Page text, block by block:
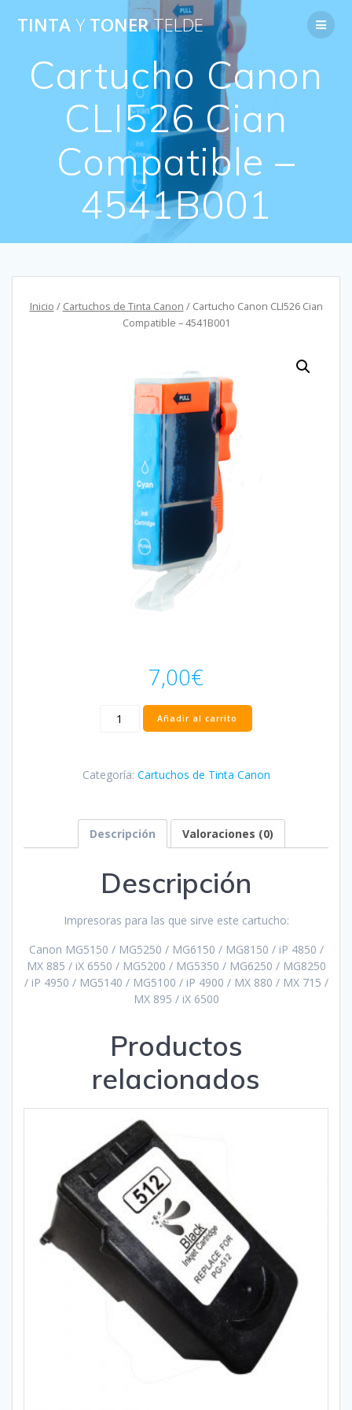
Saltar
al
contenido
TINTAY TONERTELDE
Cartucho Canon
CLI526 Cian
Compatible –
4541B001
Inicio / Cartuchos de Tinta Canon / Cartucho Canon CLI526 Cian
Compatible – 4541B001
7,00€
Cartucho
Canon
Compatible
cantidad
Añadir al carrito
Categoría: Cartuchos de Tinta Canon
Descripción Valoraciones (0)
Descripción
Impresoras para las que sirve este cartucho:
Canon MG5150 / MG5250 / MG6150 / MG8150 / iP 4850 /
MX 885 / iX 6550 / MG5200 / MG5350 / MG6250 / MG8250
/ iP 4950 / MG5140 / MG5100 / iP 4900 / MX 880 / MX 715 /
MX 895 / iX 6500
Productos
relacionados